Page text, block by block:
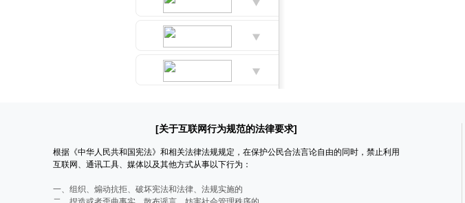
[关于互联网行为规范的法律要求]
根据《中华人民共和国宪法》和相关法律法规规定，在保护公民合法言论自由的同时，禁止利用
互联网、通讯工具、媒体以及其他方式从事以下行为：
一、组织、煽动抗拒、破坏宪法和法律、法规实施的